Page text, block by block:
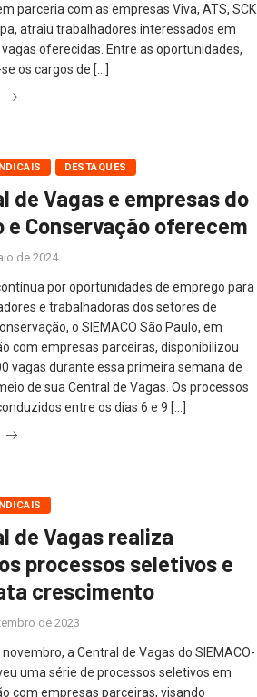
parceria com as empresas Viva, ATS, SCK
atraiu trabalhadores interessados em
oferecidas. Entre as oportunidades,
os cargos de […]
DESTAQUES
de Vagas e empresas do
e Conservação oferecem
de 2024
por oportunidades de emprego para
e trabalhadoras dos setores de
o SIEMACO São Paulo, em
com empresas parceiras, disponibilizou
vagas durante essa primeira semana de
de sua Central de Vagas. Os processos
entre os dias 6 e 9 […]
de Vagas realiza
processos seletivos e
crescimento
de 2023
a Central de Vagas do SIEMACO-
uma série de processos seletivos em
com empresas parceiras, visando